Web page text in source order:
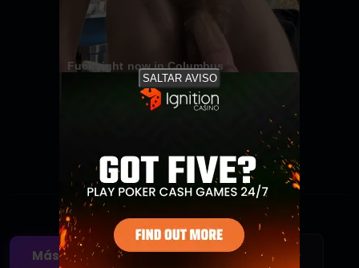
Fuck right now in Columbus
Sé el primero en guardar este relato
Más relatos gay ✍️ Enviar tu relato
SALTAR AVISO